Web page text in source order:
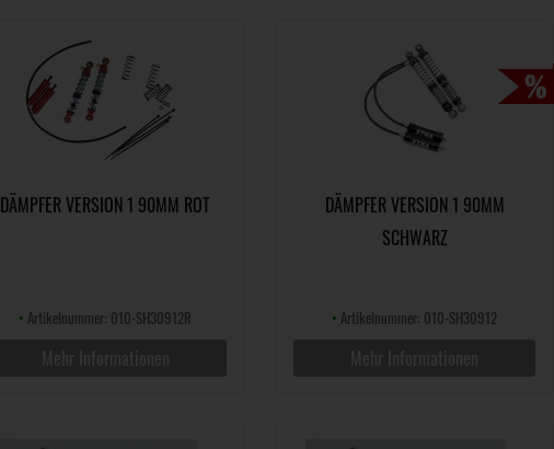
DÄMPFER VERSION 1 90MM ROT
• Artikelnummer: 010-SH30912R
DÄMPFER VERSION 1 90MM
SCHWARZ
• Artikelnummer: 010-SH30912